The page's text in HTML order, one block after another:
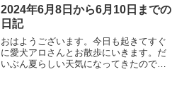
いました。1つは残してこれまで通り通信
量無制限を使...
2024年6月8日から6月10日までの
日記
おはようございます。今日も起きてすぐ
に愛犬アロさんとお散歩にいきます。だ
いぶん夏らしい天気になってきたので、